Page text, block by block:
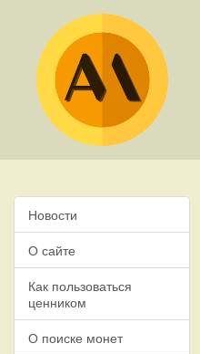
Новости
О сайте
Как пользоваться
ценником
О поиске монет